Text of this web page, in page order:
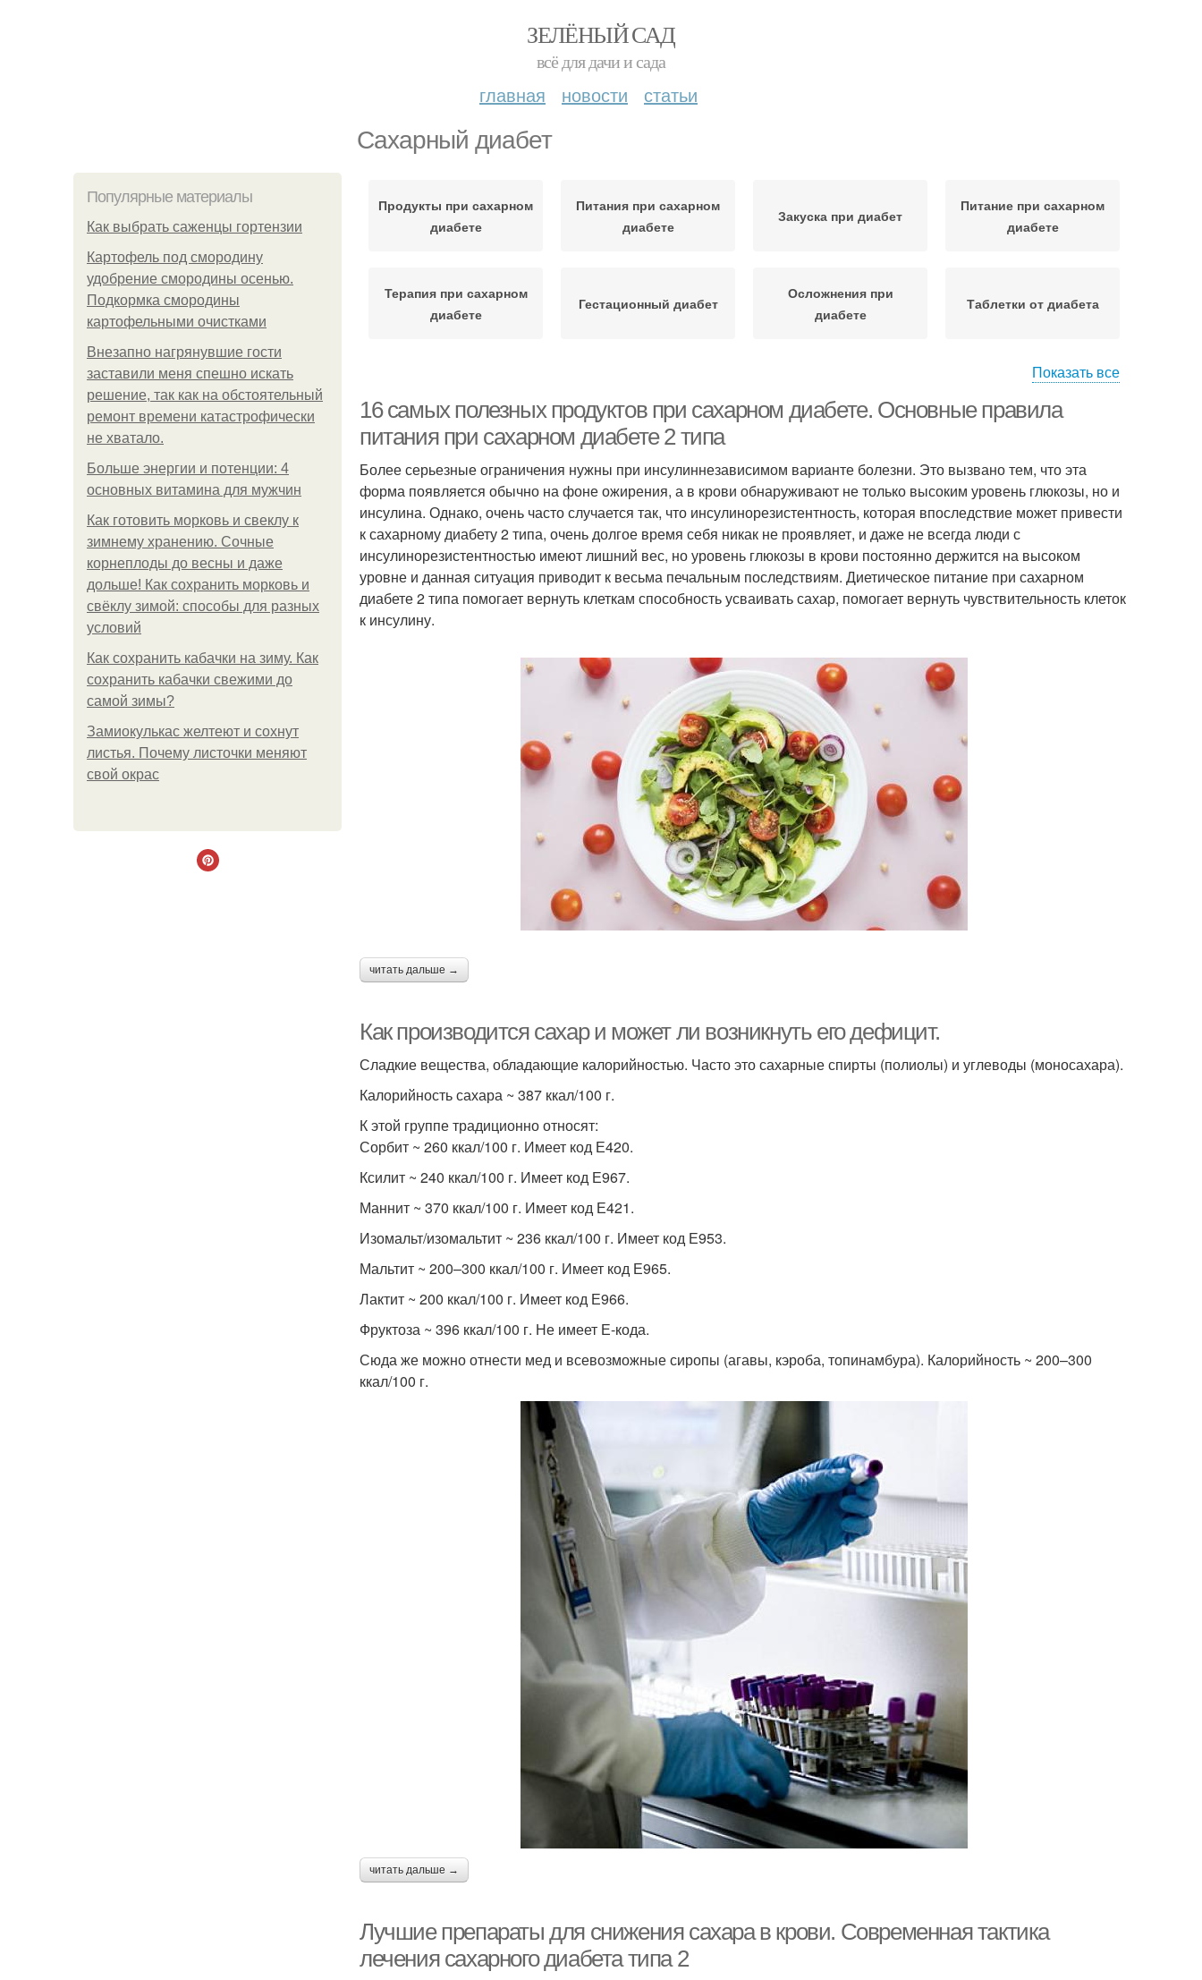
ЗЕЛЁНЫЙ САД
всё для дачи и сада
главная новости статьи
Сахарный диабет
Популярные материалы
Как выбрать саженцы гортензии
Картофель под смородину
удобрение смородины осенью.
Подкормка смородины
картофельными очистками
Внезапно нагрянувшие гости
заставили меня спешно искать
решение, так как на обстоятельный
ремонт времени катастрофически
не хватало.
Больше энергии и потенции: 4
основных витамина для мужчин
Как готовить морковь и свеклу к
зимнему хранению. Сочные
корнеплоды до весны и даже
дольше! Как сохранить морковь и
свёклу зимой: способы для разных
условий
Как сохранить кабачки на зиму. Как
сохранить кабачки свежими до
самой зимы?
Замиокулькас желтеют и сохнут
листья. Почему листочки меняют
свой окрас
Продукты при сахарном
диабете
Питания при сахарном
диабете
Закуска при диабет
Питание при сахарном
диабете
Терапия при сахарном
диабете
Гестационный диабет
Осложнения при
диабете
Таблетки от диабета
диабете
Меню при сахарном
диабете
Показать все
16 самых полезных продуктов при сахарном диабете. Основные правила
питания при сахарном диабете 2 типа
Более серьезные ограничения нужны при инсулиннезависимом варианте болезни. Это вызвано тем, что эта
форма появляется обычно на фоне ожирения, а в крови обнаруживают не только высоким уровень глюкозы, но и
инсулина. Однако, очень часто случается так, что инсулинорезистентность, которая впоследствие может привести
к сахарному диабету 2 типа, очень долгое время себя никак не проявляет, и даже не всегда люди с
инсулинорезистентностью имеют лишний вес, но уровень глюкозы в крови постоянно держится на высоком
уровне и данная ситуация приводит к весьма печальным последствиям. Диетическое питание при сахарном
диабете 2 типа помогает вернуть клеткам способность усваивать сахар, помогает вернуть чувствительность клеток
к инсулину.
читать дальше →
Как производится сахар и может ли возникнуть его дефицит.
Сладкие вещества, обладающие калорийностью. Часто это сахарные спирты (полиолы) и углеводы (моносахара).
Калорийность сахара ~ 387 ккал/100 г.
К этой группе традиционно относят:
Сорбит ~ 260 ккал/100 г. Имеет код Е420.
Ксилит ~ 240 ккал/100 г. Имеет код Е967.
Маннит ~ 370 ккал/100 г. Имеет код Е421.
Изомальт/изомальтит ~ 236 ккал/100 г. Имеет код Е953.
Мальтит ~ 200–300 ккал/100 г. Имеет код Е965.
Лактит ~ 200 ккал/100 г. Имеет код Е966.
Фруктоза ~ 396 ккал/100 г. Не имеет Е-кода.
Сюда же можно отнести мед и всевозможные сиропы (агавы, кэроба, топинамбура). Калорийность ~ 200–300
ккал/100 г.
читать дальше →
Лучшие препараты для снижения сахара в крови. Современная тактика
лечения сахарного диабета типа 2